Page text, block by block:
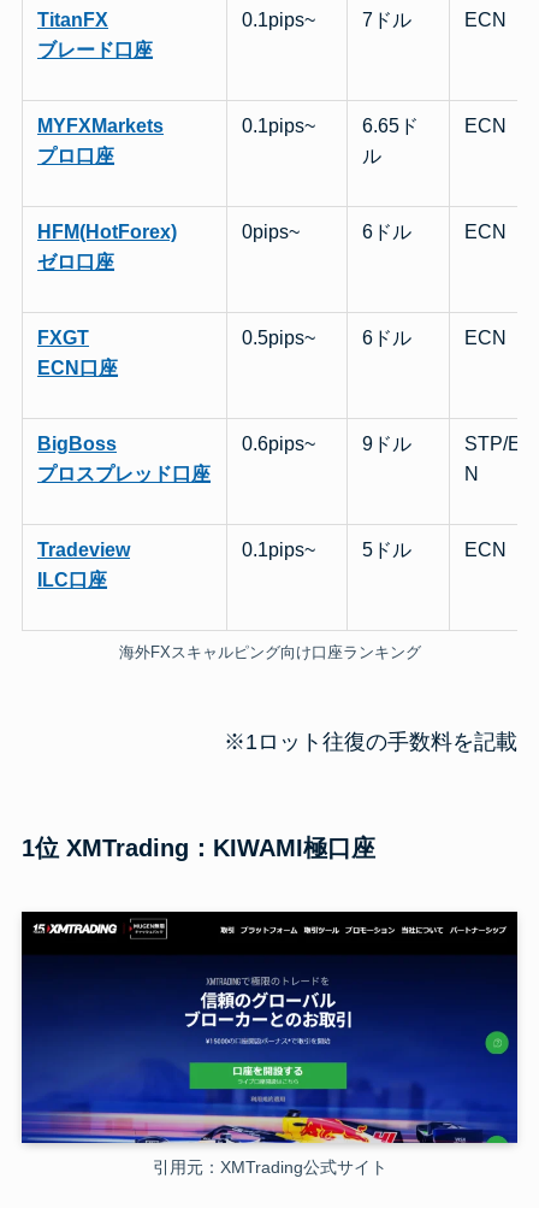
TitanFX
ブレード口座
0.1pips~ 7ドル ECN
MYFXMarkets
プロ口座
0.1pips~
6.65ド
ル
ECN
HFM(HotForex)
ゼロ口座
0pips~ 6ドル ECN
FXGT
ECN口座
0.5pips~ 6ドル ECN
BigBoss
プロスプレッド口座
0.6pips~ 9ドル
STP/EC
N
Tradeview
ILC口座
0.1pips~ 5ドル ECN
海外FXスキャルピング向け口座ランキング
※1ロット往復の手数料を記載
1位 XMTrading：KIWAMI極口座
引用元：XMTrading公式サイト